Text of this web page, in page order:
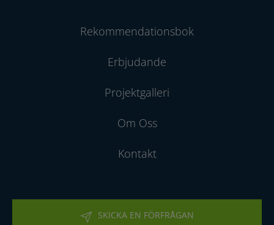
Rekommendationsbok
Erbjudande
Projektgalleri
Om Oss
Kontakt
SKICKA EN FÖRFRÅGAN